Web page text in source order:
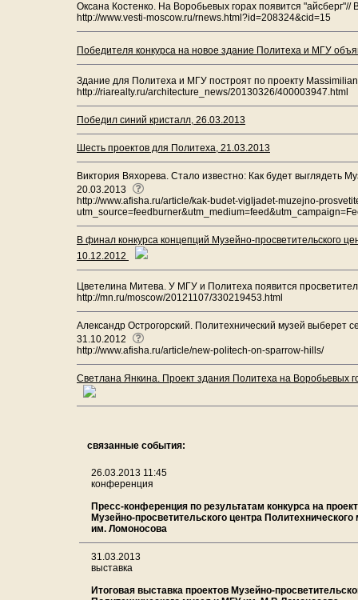
Оксана Костенко. На Воробьевых горах появится
http://www.vesti-moscow.ru/rnews.html?id=208324&cid=15
Победителя конкурса на новое здание Политеха и МГУ
Здание для Политеха и МГУ построят по проекту
http://riarealty.ru/architecture_news/20130326/400003947.html
Победил синий кристалл, 26.03.2013
Шесть проектов для Политеха, 21.03.2013
Виктория Вяхорева. Стало известно: Как будет выглядеть
20.03.2013
http://www.afisha.ru/article/kak-budet-vigljadet-muzejno-
В финал конкурса концепций Музейно-просветительского
10.12.2012
Цветелина Митева. У МГУ и Политеха появится
http://mn.ru/moscow/20121107/330219453.html
Александр Острогорский. Политехнический музей
31.10.2012
http://www.afisha.ru/article/new-politech-on-sparrow-hills/
Светлана Янкина. Проект здания Политеха на Воробьевых
связанные события:
26.03.2013 11:45
конференция
Пресс-конференция по результатам конкурса на
Музейно-просветительского центра
им. Ломоносова
31.03.2013
выставка
Итоговая выставка проектов Музейно-